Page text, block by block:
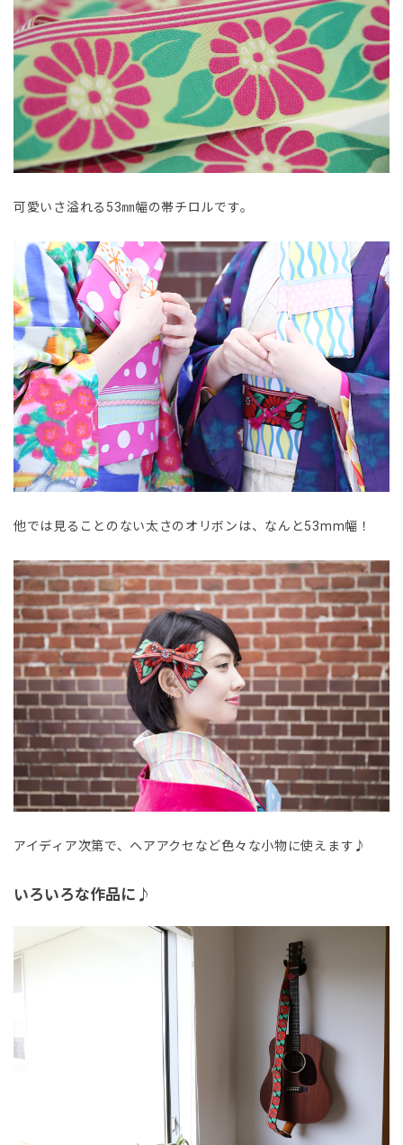
可愛いさ溢れる53㎜幅の帯チロルです。
他では見ることのない太さのオリボンは、なんと53mm幅！
アイディア次第で、ヘアアクセなど色々な小物に使えます♪
いろいろな作品に♪